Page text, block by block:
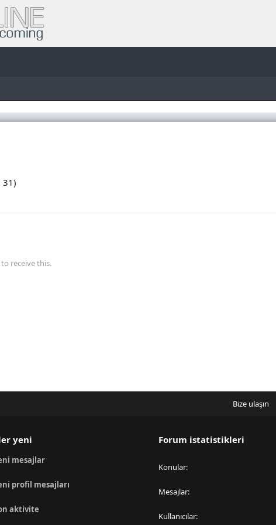
31)
receive this.
Bize ulaşın
yeni
mesajlar
profil mesajları
aktivite
Forum istatistikleri
Konular
Mesajlar
Kullanıcılar